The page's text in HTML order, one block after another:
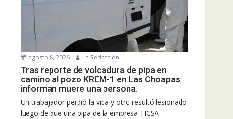
agosto 8, 2026 La Redacción
Tras reporte de volcadura de pipa en
camino al pozo KREM-1 en Las Choapas;
informan muere una persona.
Un trabajador perdió la vida y otro resultó lesionado
luego de que una pipa de la empresa TICSA